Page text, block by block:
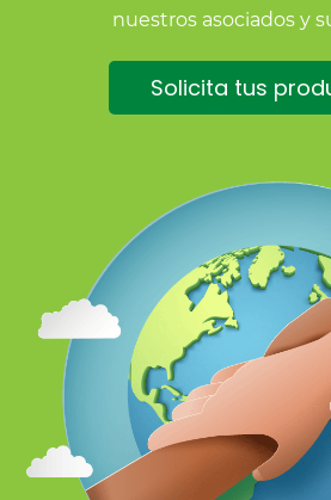
nuestros asociados y
Solicita tus